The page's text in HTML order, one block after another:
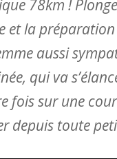
78km !
et la préparation
aussi
qui va
fois sur une
depuis toute